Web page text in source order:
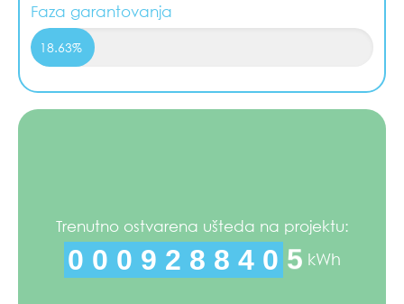
Faza garantovanja
18.63%
Trenutno ostvarena ušteda na projektu:
0 0 0 9 2 8 8 4 1 4 kWh